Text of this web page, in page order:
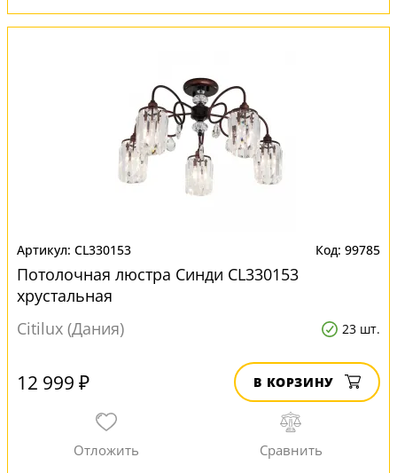
CL330153 99785
Потолочная люстра Синди CL330153
хрустальная
Citilux (Дания)
23 шт.
12 999 ₽ В КОРЗИНУ